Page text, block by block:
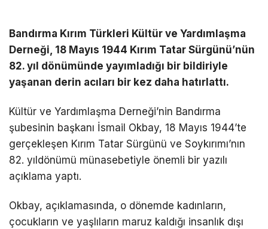
Bandırma Kırım Türkleri Kültür ve Yardımlaşma
Derneği, 18 Mayıs 1944 Kırım Tatar Sürgünü’nün
82. yıl dönümünde yayımladığı bir bildiriyle
yaşanan derin acıları bir kez daha hatırlattı.
Kültür ve Yardımlaşma Derneği’nin Bandırma
şubesinin başkanı İsmail Okbay, 18 Mayıs 1944’te
gerçekleşen Kırım Tatar Sürgünü ve Soykırımı’nın
82. yıldönümü münasebetiyle önemli bir yazılı
açıklama yaptı.
Okbay, açıklamasında, o dönemde kadınların,
çocukların ve yaşlıların maruz kaldığı insanlık dışı